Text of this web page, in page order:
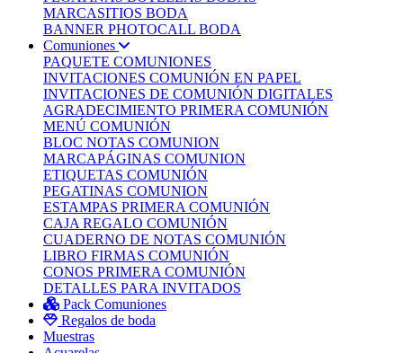
MARCASITIOS BODA
BANNER PHOTOCALL BODA
Comuniones
PAQUETE COMUNIONES
INVITACIONES COMUNIÓN EN PAPEL
INVITACIONES DE COMUNIÓN DIGITALES
AGRADECIMIENTO PRIMERA COMUNIÓN
MENÚ COMUNIÓN
BLOC NOTAS COMUNION
MARCAPÁGINAS COMUNION
ETIQUETAS COMUNIÓN
PEGATINAS COMUNION
ESTAMPAS PRIMERA COMUNIÓN
CAJA REGALO COMUNIÓN
CUADERNO DE NOTAS COMUNIÓN
LIBRO FIRMAS COMUNIÓN
CONOS PRIMERA COMUNIÓN
DETALLES PARA INVITADOS
Pack Comuniones
Regalos de boda
Muestras